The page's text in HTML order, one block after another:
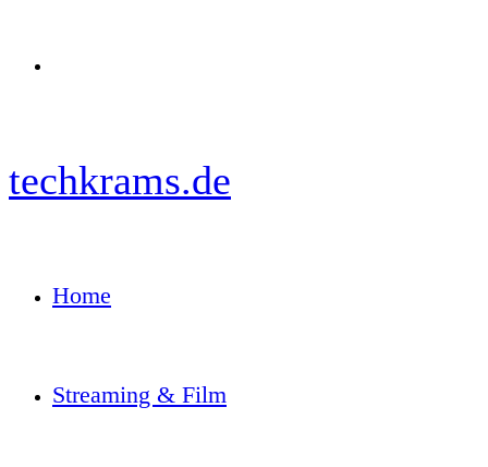
techkrams.de
Home
Streaming & Film